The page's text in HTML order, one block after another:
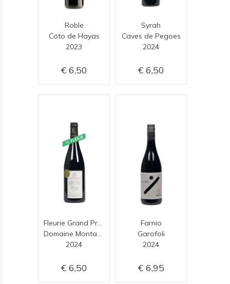
Roble
Coto de Hayas
2023
6,50
Syrah
Caves de Pegoes
2024
6,50
Fleurie Grand Pré (0,375 cl)
Domaine Montangeron
2024
6,50
Farnio
Garofoli
2024
6,95